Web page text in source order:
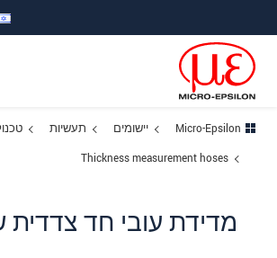
Micro-Epsilon יישומים תעשיות
Thickness measurement hoses
מדידת עובי חד צדדית